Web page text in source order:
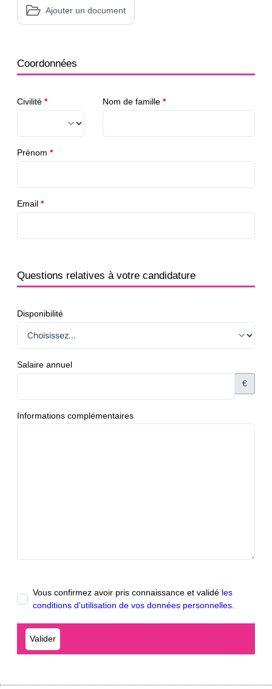
Ajouter un document
Coordonnées
Civilité * Nom de famille *
Prénom *
Email *
Questions relatives à votre candidature
Disponibilité
Salaire annuel
€
Informations complémentaires
Vous confirmez avoir pris connaissance et validé les
conditions d'utilisation de vos données personnelles.